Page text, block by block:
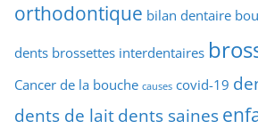
orthodontique bilan dentaire
dents brossettes interdentaires
Cancer de la bouche causes covid-19
dents de lait dents saines